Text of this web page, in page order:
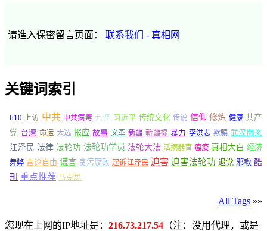
请進入保密留言页面： 联系我们 - 真相网
关键词索引
610 上访 中共 中共病毒 九评 习近平 传统文化 传说 信仰 修炼 健康 共产
党 台湾 命运 大选 报应 故事 文革 新疆 新疆棉 暴力 李洪志 欺骗 武汉肺炎
江泽民 法律 法轮功 法轮功学员 法轮大法 活摘器官 瘟疫 真相大白 经济
舞弊 言论自由 谎言 贪污腐败 起诉江泽民 迫害 迫害法轮功 退党 邪教 酷
刑 重点推荐 马克思
All Tags »»
您现在上网的IP地址是： 216.73.217.54 （注：没用代理，或是